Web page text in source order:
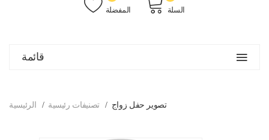
المفضلة السلة
قائمة
الرئيسية تصنيفات رئيسية تصوير حفل زواج